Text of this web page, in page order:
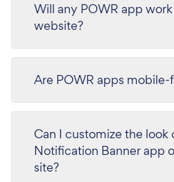
Will any POWR app
website?
Are POWR apps
Can I customize the look
Notification Banner app
site?